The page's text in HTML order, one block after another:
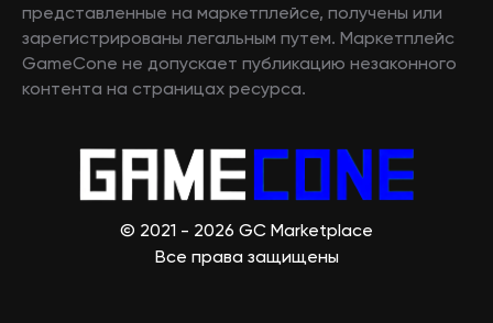
представленные на маркетплейсе, получены или
зарегистрированы легальным путем. Маркетплейс
GameCone не допускает публикацию незаконного
контента на страницах ресурса.
© 2021 - 2026 GC Marketplace
Все права защищены